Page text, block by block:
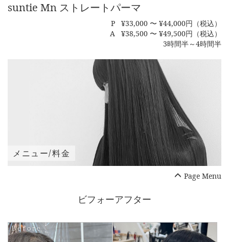
suntie Mn ストレートパーマ
P ¥33,000 〜 ¥44,000円（税込）
A ¥38,500 〜 ¥49,500円（税込）
3時間半～4時間半
メニュー/料金
Page Menu
ビフォーアフター